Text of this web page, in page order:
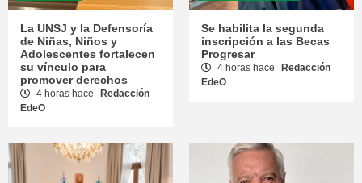
La UNSJ y la Defensoría
de Niñas, Niños y
Adolescentes fortalecen
su vínculo para
promover derechos
4 horas hace
Redacción
EdeO
Se habilita la segunda
inscripción a las Becas
Progresar
4 horas hace
Redacción
EdeO